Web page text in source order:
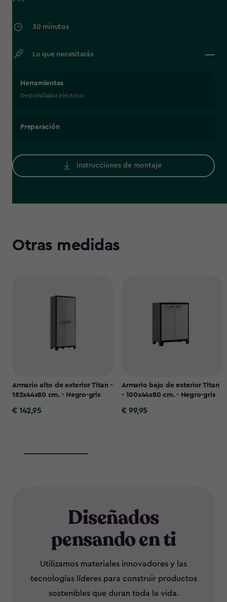
30 minutos
Lo que necesitarás
Herramientas
Destornillador eléctrico
Preparación
Instrucciones de montaje
Otras medidas
Armario alto de exterior Titan -
182x44x80 cm. - Negro-gris
€
€ 142,95
Armario bajo de exterior Titan
- 100x44x80 cm. - Negro-gris
€
€ 99,95
Diseñados
pensando en ti
Utilizamos materiales innovadores y las
tecnologías líderes para construir productos
sostenibles que duran toda la vida.